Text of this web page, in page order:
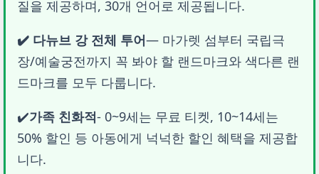
질을 제공하며, 30개 언어로 제공됩니다.
✔️ 다뉴브 강 전체 투어— 마가렛 섬부터 국립극
장/예술궁전까지 꼭 봐야 할 랜드마크와 색다른 랜
드마크를 모두 다룹니다.
✔️가족 친화적- 0~9세는 무료 티켓, 10~14세는
50% 할인 등 아동에게 넉넉한 할인 혜택을 제공합
니다.